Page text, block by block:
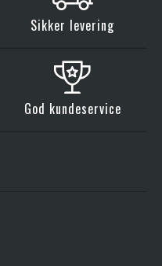
Sikker levering
God kundeservice